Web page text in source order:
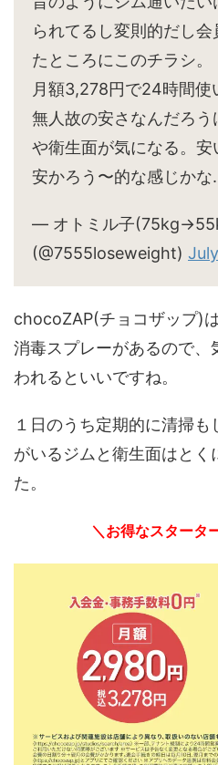
られてるし変則的だし
たところにこのチラシ。
月額3,278円で24時間使
無人故の安さなんだろ
や衛生面が気になる。安
安かろう〜的な感じか
— オトミル子
(@7555loseweight)
chocoZAP(チョコザップ)
消毒スプレーがあるので、
われるといいですね。
１日のうち定期的に清掃
がいるジムと衛生面はとく
た。
＼お得なスタータ